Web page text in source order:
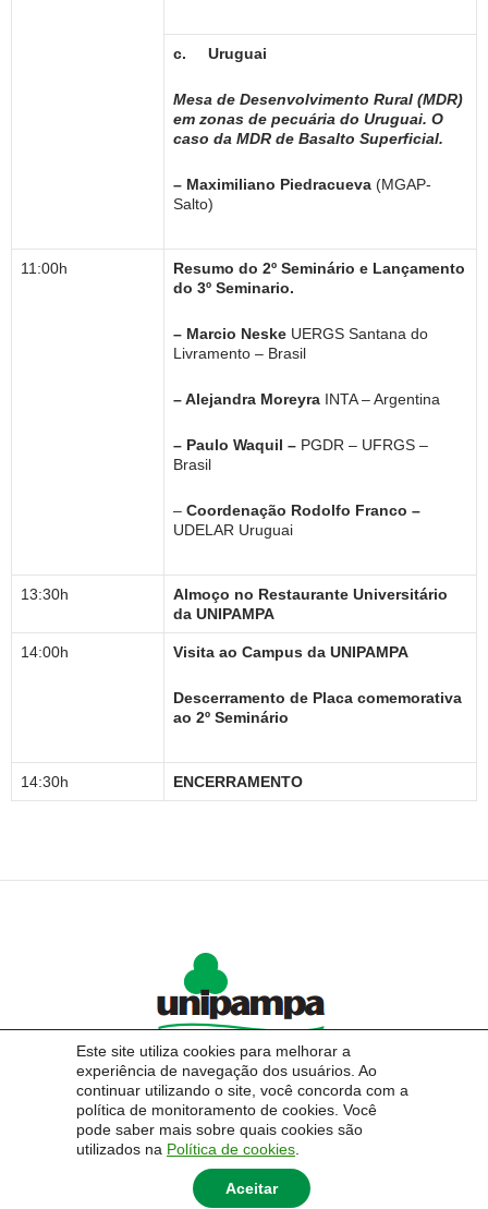
Este site utiliza cookies para melhorar a
experiência de navegação dos usuários. Ao
continuar utilizando o site, você concorda com a
política de monitoramento de cookies. Você
pode saber mais sobre quais cookies são
utilizados na Política de cookies
Aceitar
c. Uruguai
Mesa de Desenvolvimento Rural (MDR)
em zonas de pecuária do Uruguai. O
caso da MDR de Basalto Superficial.
– Maximiliano Piedracueva (MGAP-
Salto)
11:00h
Resumo do 2º Seminário e Lançamento
do 3º Seminario.
– Marcio Neske UERGS Santana do
Livramento – Brasil
– Alejandra Moreyra INTA – Argentina
– Paulo Waquil – PGDR – UFRGS –
Brasil
– Coordenação Rodolfo Franco –
UDELAR Uruguai
13:30h
Almoço no Restaurante Universitário
da UNIPAMPA
14:00h Visita ao Campus da UNIPAMPA
Descerramento de Placa comemorativa
ao 2º Seminário
14:30h ENCERRAMENTO
Pesquisar